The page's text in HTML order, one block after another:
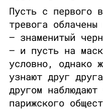
Пусть с первого
тревога
– знаменитый
– и пусть на
условно, однако
узнают друг
другом
парижского